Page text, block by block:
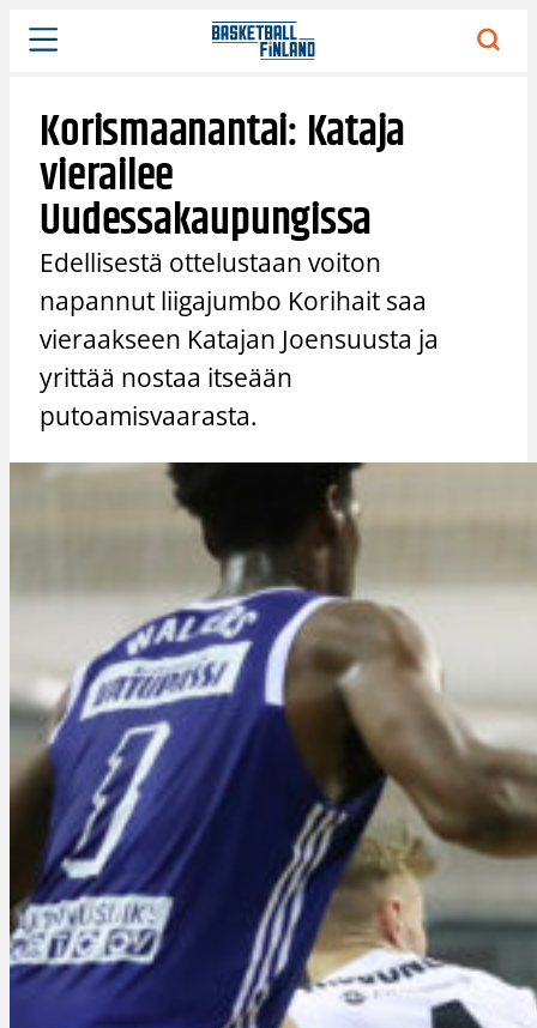
Siirry
sisältöön
Korismaanantai: Kataja
vierailee
Uudessakaupungissa
Edellisestä ottelustaan voiton
napannut liigajumbo Korihait saa
vieraakseen Katajan Joensuusta ja
yrittää nostaa itseään
putoamisvaarasta.